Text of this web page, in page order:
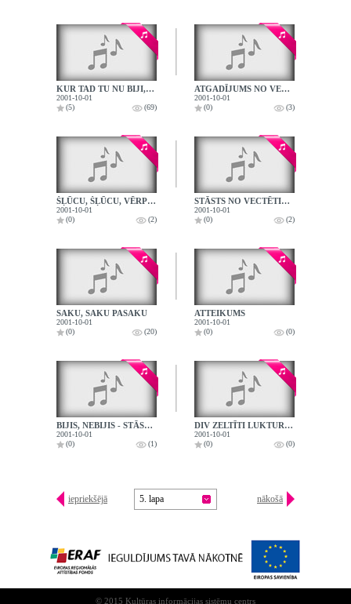
KUR TAD TU NU BIJI, ĀZĪTI MANU
2001-10-01
(5)
(69)
ATGADĪJUMS NO VECMĀMIŅAS DZĪVES
2001-10-01
(0)
(3)
ŠĻŪCU, ŠĻŪCU, VĒRPU, VĒRPU
2001-10-01
(0)
(2)
STĀSTS NO VECTĒTIŅA BĒRNĪBAS
2001-10-01
(0)
(2)
SAKU, SAKU PASAKU
2001-10-01
(0)
(20)
ATTEIKUMS
2001-10-01
(0)
(0)
BIJIS, NEBIJIS - STĀSTNIEKU ATGADĪJUMI NR. 14 - PIEDZĪVOJUMS JŪRMALĀ
2001-10-01
(0)
(1)
DIV ZELTĪTI LUKTURĪŠI
2001-10-01
(0)
(0)
iepriekšējā 5. lapa nākošā
© 2015 Kultūras informācijas sistēmu centrs